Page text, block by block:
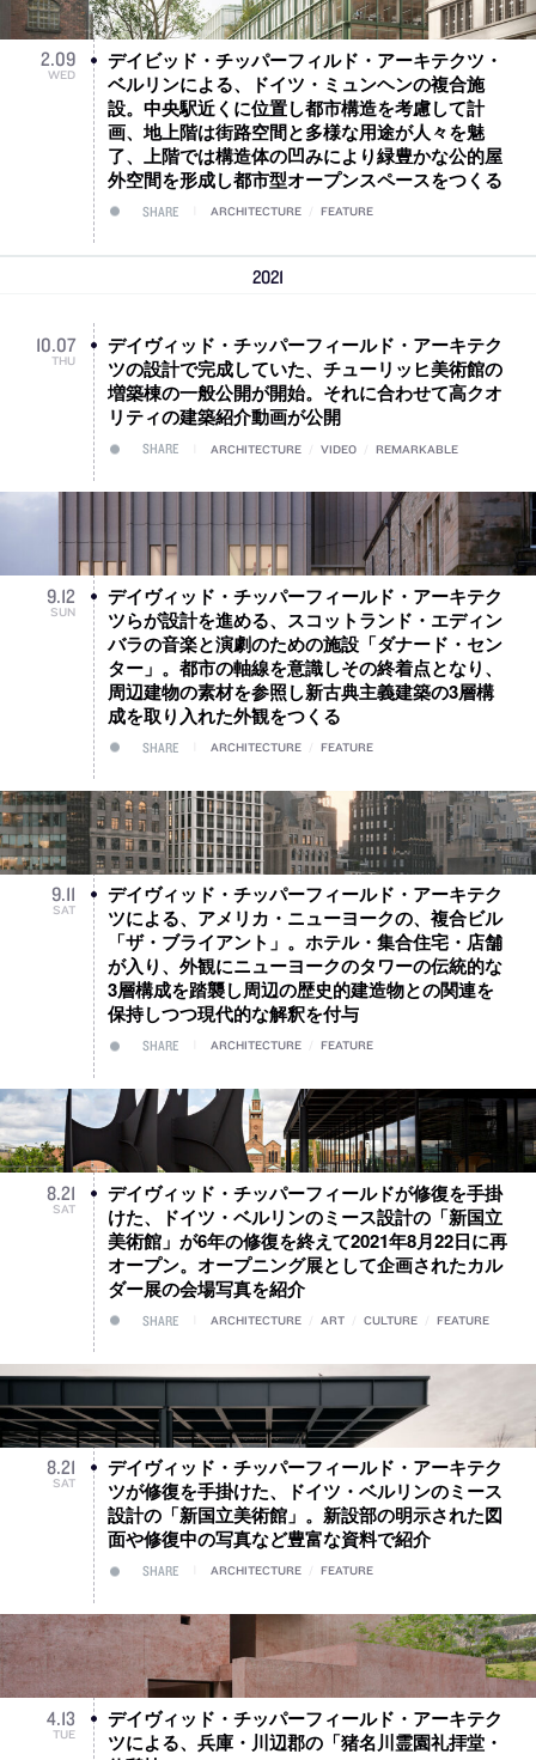
2.09
WED
デイビッド・チッパーフィルド・アーキテクツ・
ベルリンによる、ドイツ・ミュンヘンの複合施
設。中央駅近くに位置し都市構造を考慮して計
画、地上階は街路空間と多様な用途が人々を魅
了、上階では構造体の凹みにより緑豊かな公的屋
外空間を形成し都市型オープンスペースをつくる
SHARE ARCHITECTURE FEATURE
2021
10.07
THU
デイヴィッド・チッパーフィールド・アーキテク
ツの設計で完成していた、チューリッヒ美術館の
増築棟の一般公開が開始。それに合わせて高クオ
リティの建築紹介動画が公開
SHARE ARCHITECTURE VIDEO REMARKABLE
9.12
SUN
デイヴィッド・チッパーフィールド・アーキテク
ツらが設計を進める、スコットランド・エディン
バラの音楽と演劇のための施設「ダナード・セン
ター」。都市の軸線を意識しその終着点となり、
周辺建物の素材を参照し新古典主義建築の3層構
成を取り入れた外観をつくる
SHARE ARCHITECTURE FEATURE
9.11
SAT
デイヴィッド・チッパーフィールド・アーキテク
ツによる、アメリカ・ニューヨークの、複合ビル
「ザ・ブライアント」。ホテル・集合住宅・店舗
が入り、外観にニューヨークのタワーの伝統的な
3層構成を踏襲し周辺の歴史的建造物との関連を
保持しつつ現代的な解釈を付与
SHARE ARCHITECTURE FEATURE
8.21
SAT
デイヴィッド・チッパーフィールドが修復を手掛
けた、ドイツ・ベルリンのミース設計の「新国立
美術館」が6年の修復を終えて2021年8月22日に再
オープン。オープニング展として企画されたカル
ダー展の会場写真を紹介
SHARE ARCHITECTURE ART CULTURE FEATURE
8.21
SAT
デイヴィッド・チッパーフィールド・アーキテク
ツが修復を手掛けた、ドイツ・ベルリンのミース
設計の「新国立美術館」。新設部の明示された図
面や修復中の写真など豊富な資料で紹介
SHARE ARCHITECTURE FEATURE
4.13
TUE
デイヴィッド・チッパーフィールド・アーキテク
ツによる、兵庫・川辺郡の「猪名川霊園礼拝堂・